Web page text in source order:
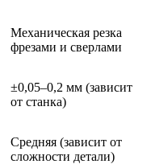
Механическая резка
фрезами и сверлами
±0,05–0,2 мм (зависит
от станка)
Средняя (зависит от
сложности детали)